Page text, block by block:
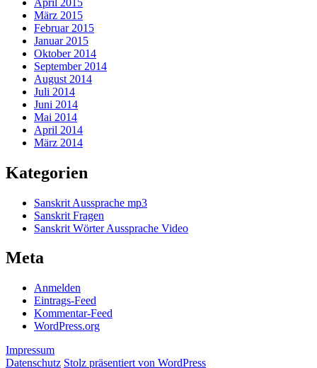
März 2015
Februar 2015
Januar 2015
Oktober 2014
September 2014
August 2014
Juli 2014
Juni 2014
Mai 2014
April 2014
März 2014
Kategorien
Sanskrit Aussprache mp3
Sanskrit Fragen
Sanskrit Wörter Aussprache Video
Meta
Anmelden
Eintrags-Feed
Kommentar-Feed
WordPress.org
Impressum
Datenschutz Stolz präsentiert von WordPress